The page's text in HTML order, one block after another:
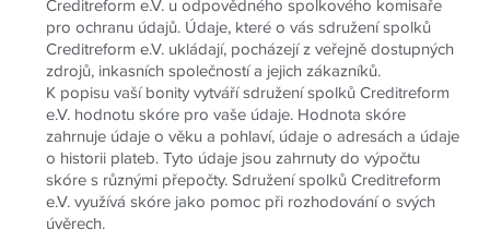
Creditreform e.V. u odpovědného spolkového komisaře
pro ochranu údajů. Údaje, které o vás sdružení spolků
Creditreform e.V. ukládají, pocházejí z veřejně dostupných
zdrojů, inkasních společností a jejich zákazníků.
K popisu vaší bonity vytváří sdružení spolků Creditreform
e.V. hodnotu skóre pro vaše údaje. Hodnota skóre
zahrnuje údaje o věku a pohlaví, údaje o adresách a údaje
o historii plateb. Tyto údaje jsou zahrnuty do výpočtu
skóre s různými přepočty. Sdružení spolků Creditreform
e.V. využívá skóre jako pomoc při rozhodování o svých
úvěrech.